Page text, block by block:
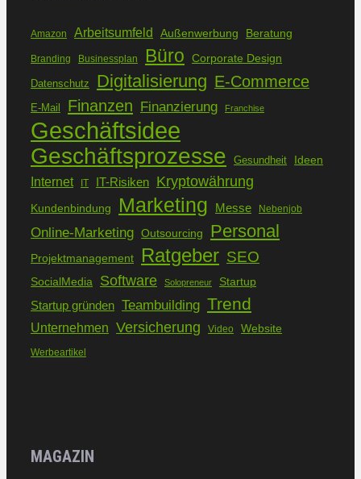
Amazon Arbeitsumfeld Außenwerbung Beratung
Branding Businessplan Büro Corporate Design
Datenschutz Digitalisierung E-Commerce
E-Mail Finanzen Finanzierung Franchise
Geschäftsidee
Geschäftsprozesse Gesundheit Ideen
Internet IT IT-Risiken Kryptowährung
Kundenbindung Marketing Messe Nebenjob
Online-Marketing Outsourcing Personal
Projektmanagement Ratgeber SEO
SocialMedia Software Solopreneur Startup
Startup gründen Teambuilding Trend
Unternehmen Versicherung Video Website
Werbeartikel
MAGAZIN